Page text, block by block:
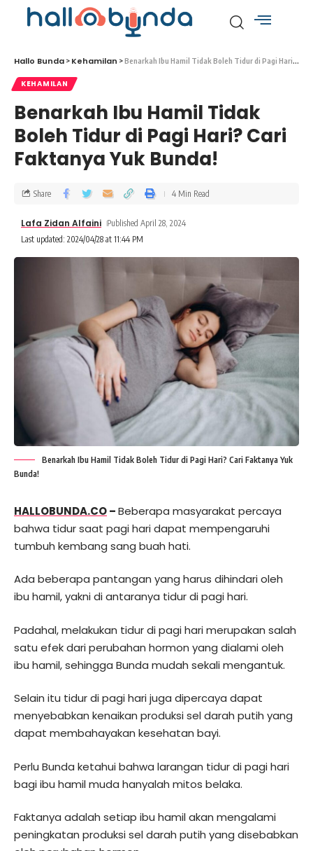
Hallo Bunda > Kehamilan >Benarkah Ibu Hamil Tidak Boleh Tidur di Pagi Hari? Cari Faktanya Yuk Bunda!
KEHAMILAN
Benarkah Ibu Hamil Tidak
Boleh Tidur di Pagi Hari? Cari
Faktanya Yuk Bunda!
Last updated: 2024/04/28 at 11:44 PM
Lafa Zidan Alfaini Published April 28, 2024
Share 4 Min Read
Benarkah Ibu Hamil Tidak Boleh Tidur di Pagi Hari? Cari Faktanya Yuk
Bunda!
HALLOBUNDA.CO–Beberapa masyarakat percaya
bahwa tidur saat pagi hari dapat mempengaruhi
tumbuh kembang sang buah hati.
Ada beberapa pantangan yang harus dihindari oleh
ibu hamil, yakni di antaranya tidur di pagi hari.
Padahal, melakukan tidur di pagi hari merupakan salah
satu efek dari perubahan hormon yang dialami oleh
ibu hamil, sehingga Bunda mudah sekali mengantuk.
Selain itu tidur di pagi hari juga dipercaya dapat
menyebabkan kenaikan produksi sel darah putih yang
dapat membahayakan kesehatan bayi.
Perlu Bunda ketahui bahwa larangan tidur di pagi hari
bagi ibu hamil muda hanyalah mitos belaka.
Faktanya adalah setiap ibu hamil akan mengalami
peningkatan produksi sel darah putih yang disebabkan